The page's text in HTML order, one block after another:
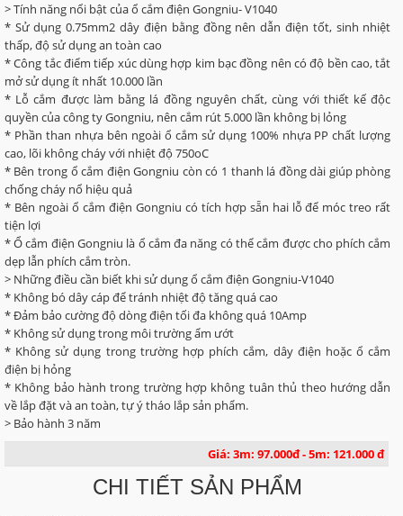
> Tính năng nổi bật của ổ cắm điện Gongniu- V1040
* Sử dụng 0.75mm2 dây điện bằng đồng nên dẫn điện tốt, sinh nhiệt
thấp, độ sử dụng an toàn cao
* Công tắc điểm tiếp xúc dùng hợp kim bạc đồng nên có độ bền cao, tắt
mở sử dụng ít nhất 10.000 lần
* Lỗ cắm được làm bằng lá đồng nguyên chất, cùng với thiết kế độc
quyền của công ty Gongniu, nên cắm rút 5.000 lần không bị lỏng
* Phần than nhựa bên ngoài ổ cắm sử dụng 100% nhựa PP chất lượng
cao, lõi không cháy với nhiệt độ 750oC
* Bên trong ổ cắm điện Gongniu còn có 1 thanh lá đồng dài giúp phòng
chống cháy nổ hiệu quả
* Bên ngoài ổ cắm điện Gongniu có tích hợp sẵn hai lỗ để móc treo rất
tiện lợi
* Ổ cắm điện Gongniu là ổ cắm đa năng có thể cắm được cho phích cắm
dẹp lẫn phích cắm tròn.
> Những điều cần biết khi sử dụng ổ cắm điện Gongniu-V1040
* Không bó dây cáp để tránh nhiệt độ tăng quá cao
* Đảm bảo cường độ dòng điện tối đa không quá 10Amp
* Không sử dụng trong môi trường ẩm ướt
* Không sử dụng trong trường hợp phích cắm, dây điện hoặc ổ cắm
điện bị hỏng
* Không bảo hành trong trường hợp không tuân thủ theo hướng dẫn
về lắp đặt và an toàn, tự ý tháo lắp sản phẩm.
> Bảo hành 3 năm
Giá: 3m: 97.000đ - 5m: 121.000 đ
CHI TIẾT SẢN PHẨM